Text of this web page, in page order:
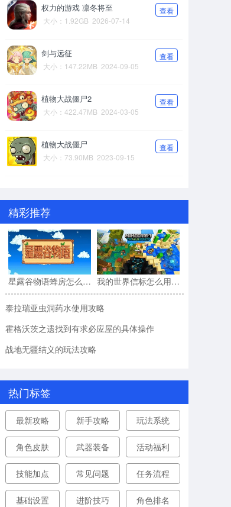
权力的游戏 凛冬将至
大小：1.92GB 2026-07-14
查看
剑与远征
大小：147.22MB 2024-09-05
查看
植物大战僵尸2
大小：422.47MB 2024-03-05
查看
植物大战僵尸
大小：73.90MB 2023-09-15
查看
精彩推荐
星露谷物语蜂房怎么用?星露谷物语蜂房的使用方法 我的世界信标怎么用?我的世界信标的使用方法
泰拉瑞亚虫洞药水使用攻略
霍格沃茨之遗找到有求必应屋的具体操作
战地无疆结义的玩法攻略
热门标签
最新攻略 新手攻略 玩法系统
角色皮肤 武器装备 活动福利
技能加点 常见问题 任务流程
基础设置 进阶技巧 角色排名